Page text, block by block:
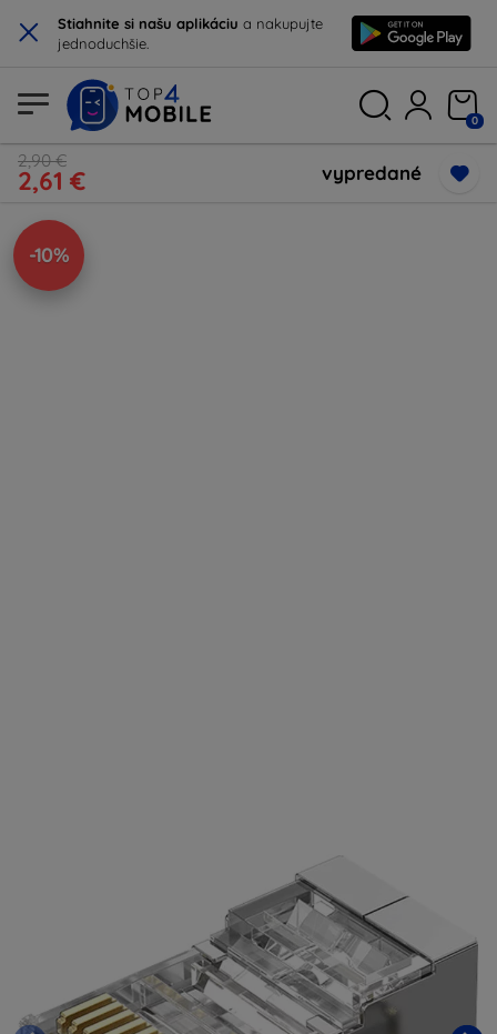
× Stiahnite si našu aplikáciu a nakupujte
jednoduchšie.
0
2,90 €
2,61 € vypredané
-10%